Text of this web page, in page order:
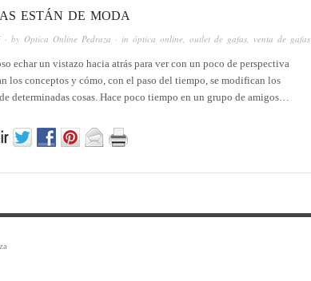
ESTÁN DE MODA
· by Optica Online Pedraza · in óptica online outlet de gafas venta de gafas
echar un vistazo hacia atrás para ver con un poco de perspectiva
los conceptos y cómo, con el paso del tiempo, se modifican los
determinadas cosas. Hace poco tiempo en un grupo de amigos…